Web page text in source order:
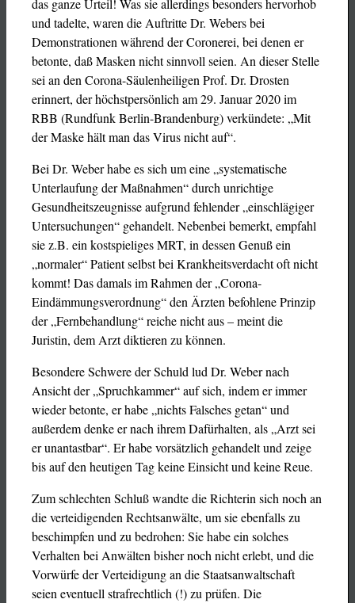
das ganze Urteil! Was sie allerdings besonders hervorhob
und tadelte, waren die Auftritte Dr. Webers bei
Demonstrationen während der Coronerei, bei denen er
betonte, daß Masken nicht sinnvoll seien. An dieser Stelle
sei an den Corona-Säulenheiligen Prof. Dr. Drosten
erinnert, der höchstpersönlich am 29. Januar 2020 im
RBB (Rundfunk Berlin-Brandenburg) verkündete: „Mit
der Maske hält man das Virus nicht auf“.
Bei Dr. Weber habe es sich um eine „systematische
Unterlaufung der Maßnahmen“ durch unrichtige
Gesundheitszeugnisse aufgrund fehlender „einschlägiger
Untersuchungen“ gehandelt. Nebenbei bemerkt, empfahl
sie z.B. ein kostspieliges MRT, in dessen Genuß ein
„normaler“ Patient selbst bei Krankheitsverdacht oft nicht
kommt! Das damals im Rahmen der „Corona-
Eindämmungsverordnung“ den Ärzten befohlene Prinzip
der „Fernbehandlung“ reiche nicht aus – meint die
Juristin, dem Arzt diktieren zu können.
Besondere Schwere der Schuld lud Dr. Weber nach
Ansicht der „Spruchkammer“ auf sich, indem er immer
wieder betonte, er habe „nichts Falsches getan“ und
außerdem denke er nach ihrem Dafürhalten, als „Arzt sei
er unantastbar“. Er habe vorsätzlich gehandelt und zeige
bis auf den heutigen Tag keine Einsicht und keine Reue.
Zum schlechten Schluß wandte die Richterin sich noch an
die verteidigenden Rechtsanwälte, um sie ebenfalls zu
beschimpfen und zu bedrohen: Sie habe ein solches
Verhalten bei Anwälten bisher noch nicht erlebt, und die
Vorwürfe der Verteidigung an die Staatsanwaltschaft
seien eventuell strafrechtlich (!) zu prüfen. Die